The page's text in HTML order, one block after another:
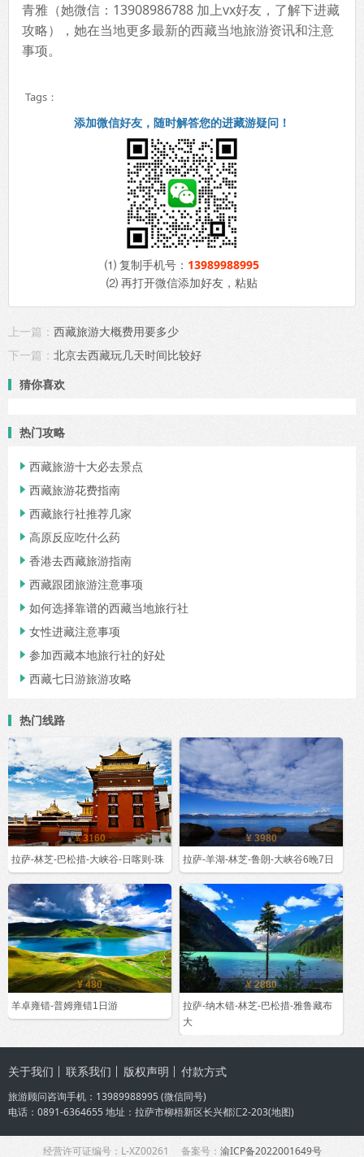
青雅（她微信：13908986788 加上vx好友，了解下进藏
攻略），她在当地更多最新的西藏当地旅游资讯和注意
事项。
Tags：
添加微信好友，随时解答您的进藏游疑问！
⑴ 复制手机号： 13989988995
⑵ 再打开微信添加好友，粘贴
上一篇： 西藏旅游大概费用要多少
下一篇： 北京去西藏玩几天时间比较好
猜你喜欢
热门攻略
 西藏旅游十大必去景点
 西藏旅游花费指南
 西藏旅行社推荐几家
 高原反应吃什么药
 香港去西藏旅游指南
 西藏跟团旅游注意事项
 如何选择靠谱的西藏当地旅行社
 女性进藏注意事项
 参加西藏本地旅行社的好处
 西藏七日游旅游攻略
热门线路
¥ 3160
拉萨-林芝-巴松措-大峡谷-日喀则-珠
¥ 3980
拉萨-羊湖-林芝-鲁朗-大峡谷6晚7日
¥ 480
羊卓雍错-普姆雍错1日游
¥ 2880
拉萨-纳木错-林芝-巴松措-雅鲁藏布
大
关于我们 联系我们 版权声明 付款方式
旅游顾问咨询手机： 13989988995 (微信同号)
电话：0891-6364655 地址：拉萨市柳梧新区长兴都汇2-203(地图)
经营许可证编号：L-XZ00261 备案号： 渝ICP备2022001649号